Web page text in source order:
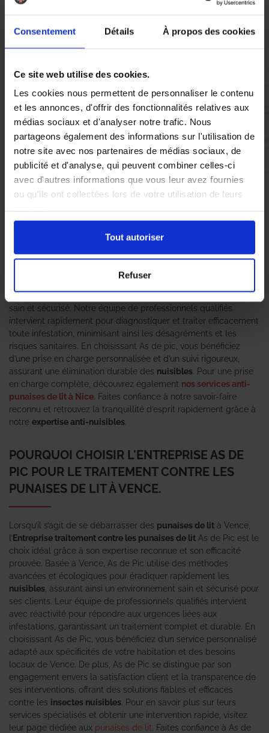
Consentement Détails À propos des cookies
Ce site web utilise des cookies.
Les cookies nous permettent de personnaliser le contenu
et les annonces, d'offrir des fonctionnalités relatives aux
médias sociaux et d'analyser notre trafic. Nous
partageons également des informations sur l'utilisation de
notre site avec nos partenaires de médias sociaux, de
publicité et d'analyse, qui peuvent combiner celles-ci
avec d'autres informations que vous leur avez fournies
ou qu'ils ont collectées lors de votre utilisation de leurs
Tout autoriser
Refuser
Vous réglez votre intervention par carte bancaire ou par
mail.
Etape 5 :
Vous évaluez la prestation
Vous recevez une demande d’évaluation de votre expérience
avec l’équipe AS DE PIC.
Nous avons pensé à tout
traitement contre les punaises de litAs de pic se distingue par
son expertise et sa réactivité. Spécialisée dans l’éradication des
respectueuses de votre habitat pour garantir un environnement
sain et sécurisé. Notre équipe de professionnels qualifiés
intervient rapidement pour diagnostiquer et traiter efficacement
toute infestation, minimisant ainsi les désagréments et les
risques sanitaires. En choisissant As de pic, vous bénéficiez
d’une prise en charge personnalisée et d’un suivi rigoureux,
assurant une élimination durable des nuisibles . Pour une prise
en charge complète, découvrez également nos services anti-
punaises de lit à Nice . Faites confiance à notre savoir-faire
reconnu et retrouvez la tranquillité d’esprit rapidement grâce à
notre expertise anti-nuisibles
POURQUOI CHOISIR L'ENTREPRISE AS DE
PIC POUR LE TRAITEMENT CONTRE LES
PUNAISES DE LIT À VENCE.
Lorsqu’il s’agit de se débarrasser des punaises de lit à Vence,
l’ Entreprise traitement contre les punaises de lit As de Pic est le
choix idéal grâce à son expertise reconnue et son efficacité
prouvée. Basée à Vence, As de Pic utilise des méthodes
avancées et écologiques pour éradiquer rapidement les
nuisibles , assurant ainsi un environnement sain et sécurisé pour
ses clients. Leur équipe de professionnels qualifiés intervient
avec réactivité pour répondre aux urgences liées aux
infestations, garantissant un traitement complet et durable. En
choisissant As de Pic, vous bénéficiez d’un service personnalisé
adapté aux spécificités de votre habitation et des besoins
locaux de Vence. De plus, As de Pic se distingue par son
engagement envers la satisfaction client et la transparence de
ses interventions, offrant des solutions fiables et efficaces
contre les insectes nuisibles . Pour en savoir plus sur leurs
services spécialisés et obtenir une intervention rapide, visitez
leur page dédiée aux punaises de lit . Faites confiance à As de